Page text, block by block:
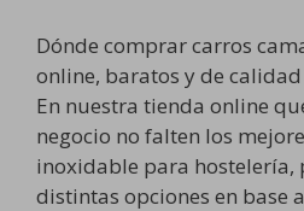
Dónde comprar carros
online, baratos y de calidad
En nuestra tienda online
negocio no falten los
inoxidable para hostelería,
distintas opciones en base